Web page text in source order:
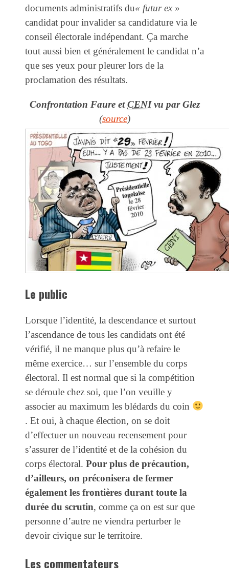
documents administratifs du« futur ex »
candidat pour invalider sa candidature via le
conseil électorale indépendant. Ça marche
tout aussi bien et généralement le candidat n’a
que ses yeux pour pleurer lors de la
proclamation des résultats.
Confrontation Faure etCENIvu par Glez
(source)
Le public
Lorsque l’identité, la descendance et surtout
l’ascendance de tous les candidats ont été
vérifié, il ne manque plus qu’à refaire le
même exercice… sur l’ensemble du corps
électoral. Il est normal que si la compétition
se déroule chez soi, que l’on veuille y
associer au maximum les blédards du coin
. Et oui, à chaque élection, on se doit
d’effectuer un nouveau recensement pour
s’assurer de l’identité et de la cohésion du
corps électoral. Pour plus de précaution,
d’ailleurs, on préconisera de fermer
également les frontières durant toute la
durée du scrutin, comme ça on est sur que
personne d’autre ne viendra perturber le
devoir civique sur le territoire.
Les commentateurs